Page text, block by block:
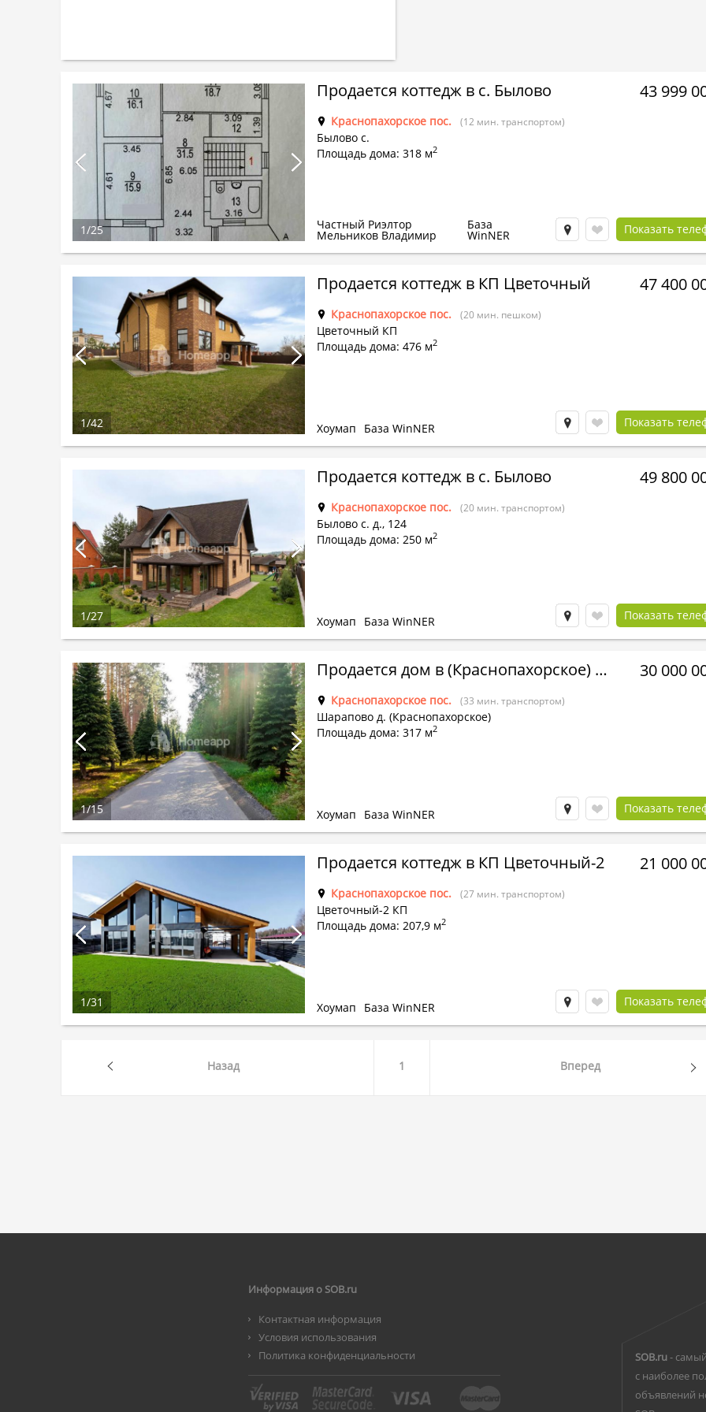
Продается коттедж в с. Былово
Краснопахорское пос. (12 мин. транспортом)
Былово с.
Площадь дома: 318 м2
43 999
Частный Риэлтор
Мельников Владимир
База
WinNER Показать
1/25
Продается коттедж в КП Цветочный
Краснопахорское пос. (20 мин. пешком)
Цветочный КП
Площадь дома: 476 м2
47 400
Хоумап База WinNER Показать
1/42
Продается коттедж в с. Былово
Краснопахорское пос. (20 мин. транспортом)
Былово с. д., 124
Площадь дома: 250 м2
49 800
Хоумап База WinNER Показать
1/27
Продается дом в (Краснопахорское) Шарапово д.
Краснопахорское пос. (33 мин. транспортом)
Шарапово д. (Краснопахорское)
Площадь дома: 317 м2
30 000
Хоумап База WinNER Показать
1/15
Продается коттедж в КП Цветочный-2
Краснопахорское пос. (27 мин. транспортом)
Цветочный-2 КП
Площадь дома: 207,9 м2
21 000
Хоумап База WinNER Показать
1/31
Назад 1 Вперед
Информация о SOB.ru
Контактная информация
Условия использования
Политика конфиденциальности
SOB.ru-
с наиболее
объявлений